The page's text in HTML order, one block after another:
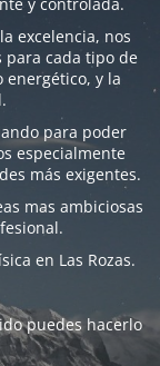
excelencia, nos
para cada tipo de
energético, y la
para poder
especialmente
más exigentes.
mas ambiciosas
en Las Rozas.
puedes hacerlo